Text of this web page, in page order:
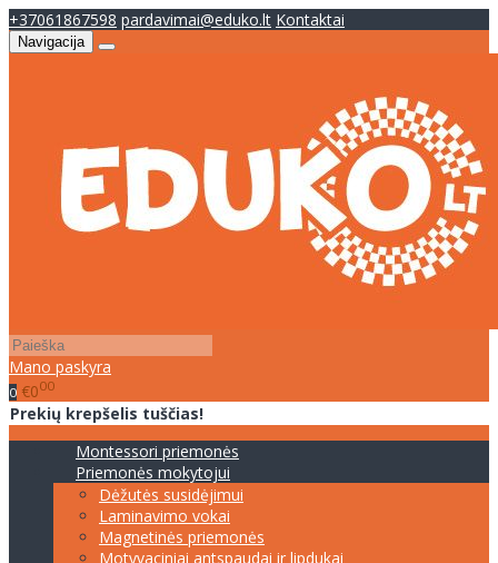
+37061867598 pardavimai@eduko.lt Kontaktai
Navigacija
Mano paskyra
0 €000
Prekių krepšelis tuščias!
Montessori priemonės
Priemonės mokytojui
Dėžutės susidėjimui
Laminavimo vokai
Magnetinės priemonės
Motyvaciniai antspaudai ir lipdukai